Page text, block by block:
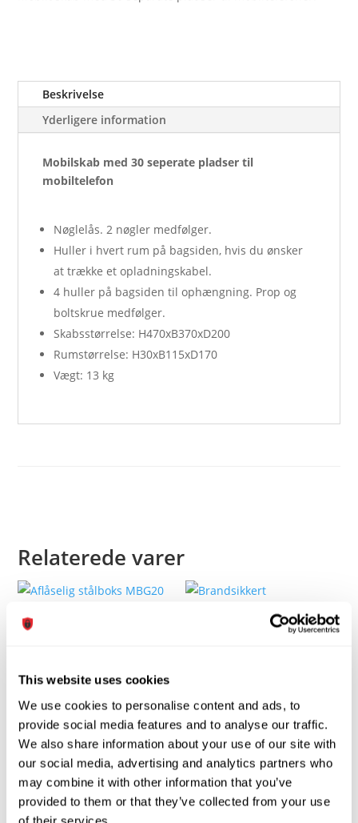
This website uses cookies
We use cookies to personalise content and ads, to
provide social media features and to analyse our traffic.
We also share information about your use of our site with
our social media, advertising and analytics partners who
may combine it with other information that you’ve
provided to them or that they’ve collected from your use
of their services.
Beskrivelse
Yderligere information
Mobilskab med 30 seperate pladser til
mobiltelefon
Nøglelås. 2 nøgler medfølger.
Huller i hvert rum på bagsiden, hvis du ønsker
at trække et opladningskabel.
4 huller på bagsiden til ophængning. Prop og
boltskrue medfølger.
Skabsstørrelse: H470xB370xD200
Rumstørrelse: H30xB115xD170
Vægt: 13 kg
Relaterede varer
Aflåselig stålboks MBG20
1.100,00kr. Ekskl. moms
Vælg
muligheder
vare
har
varianter.
Mulighederne
Tilføj til Wishlist
Tilføj til Wishlist
9.700,00kr. Ekskl. moms
Tilføj til kurv
Tilføj til Wishlist
Tilføj til Wishlist